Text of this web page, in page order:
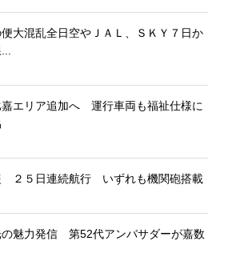
大混乱全日空やＪＡＬ、ＳＫＹ７日か
エリア追加へ 運行車両も福祉仕様に
２５日連続航行 いずれも機関砲搭載
魅力発信 第52代アンバサダーが嘉数